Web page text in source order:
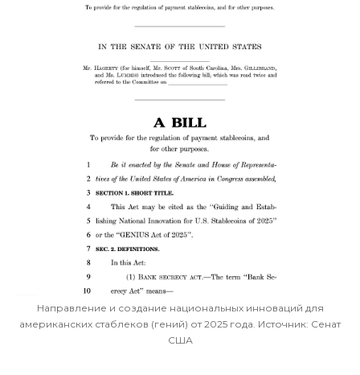
Направление и создание национальных инноваций для
американских стаблеков (гений) от 2025 года. Источник: Сенат
США